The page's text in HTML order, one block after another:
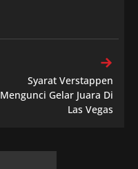
Syarat Verstappen
Mengunci Gelar Juara Di
Las Vegas